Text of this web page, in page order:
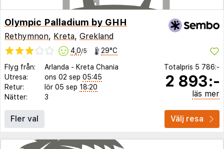
Olympic Palladium by GHH
Rethymnon, Kreta, Grekland
4,0/5 29°C
Flyg från: Arlanda - Kreta Chania
Utresa:
ons 02 sep 05:45
Retur:
lör 05 sep 18:20
Nätter:
3
Totalpris 5 786:-
2 893:-
läs mer
Fler val Välj resa